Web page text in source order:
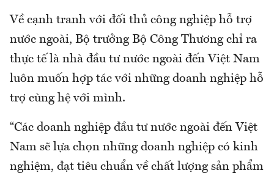
Về cạnh tranh với đối thủ công nghiệp hỗ trợ
nước ngoài, Bộ trưởng Bộ Công Thương chỉ ra
thực tế là nhà đầu tư nước ngoài đến Việt Nam
luôn muốn hợp tác với những doanh nghiệp hỗ
trợ cùng hệ với mình.
“Các doanh nghiệp đầu tư nước ngoài đến Việt
Nam sẽ lựa chọn những doanh nghiệp có kinh
nghiệm, đạt tiêu chuẩn về chất lượng sản phẩm